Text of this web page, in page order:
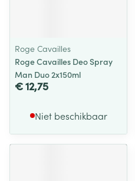
Roge Cavailles
Roge Cavailles Deo Spray
Man Duo 2x150ml
€ 12,75
Niet beschikbaar